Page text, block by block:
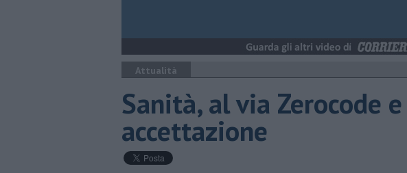
Attualità
Sanità, al via Zerocode
accettazione